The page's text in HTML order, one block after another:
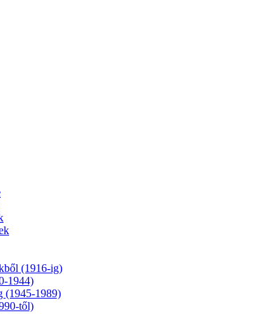
(1916-ig)
1944)
(1945-1989)
től)